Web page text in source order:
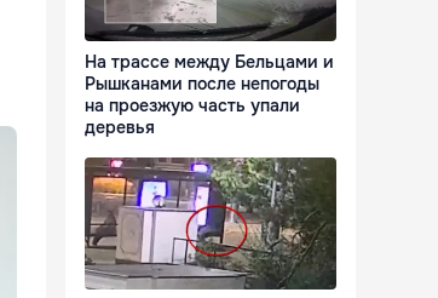
На трассе между Бельцами и
Рышканами после непогоды
на проезжую часть упали
деревья